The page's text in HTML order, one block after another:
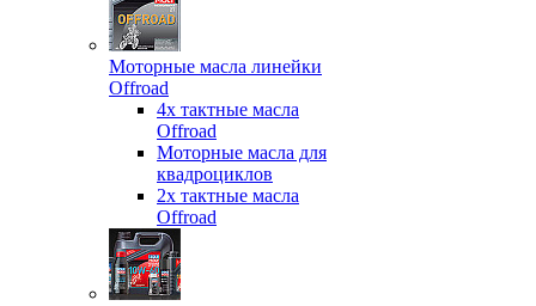
Моторные масла линейки
Offroad
4х тактные масла
Offroad
Моторные масла для
квадроциклов
2х тактные масла
Offroad